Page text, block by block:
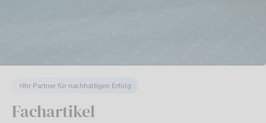
Ihr Partner für nachhaltigen Erfolg
Fachartikel